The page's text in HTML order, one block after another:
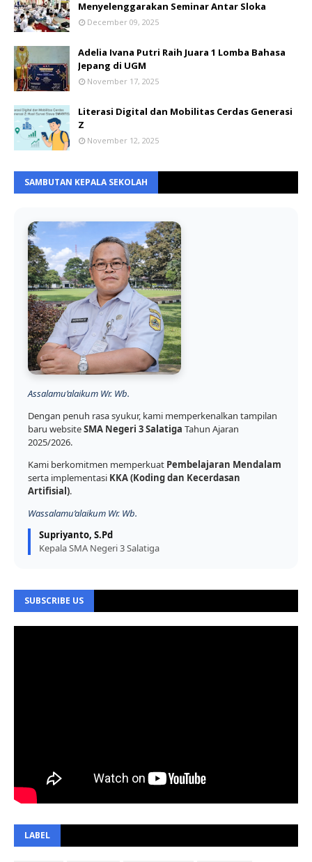
Menyelenggarakan Seminar Antar Sloka
December 09, 2025
Adelia Ivana Putri Raih Juara 1 Lomba Bahasa
Jepang di UGM
November 17, 2025
Literasi Digital dan Mobilitas Cerdas Generasi
Z
November 12, 2025
SAMBUTAN KEPALA SEKOLAH
Assalamu’alaikum Wr. Wb.
Dengan penuh rasa syukur, kami memperkenalkan tampilan
baru websiteSMA Negeri 3 Salatiga Tahun Ajaran
2025/2026.
Kami berkomitmen memperkuat Pembelajaran Mendalam
serta implementasi KKA (Koding dan Kecerdasan
Artifisial).
Wassalamu’alaikum Wr. Wb.
Supriyanto, S.Pd
Kepala SMA Negeri 3 Salatiga
SUBSCRIBE US
LABEL